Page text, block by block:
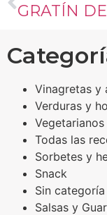
GRATÍN
Vinagretas y
Verduras y
Todas las
Sorbetes y
Snack
Sin categoría
Salsas y